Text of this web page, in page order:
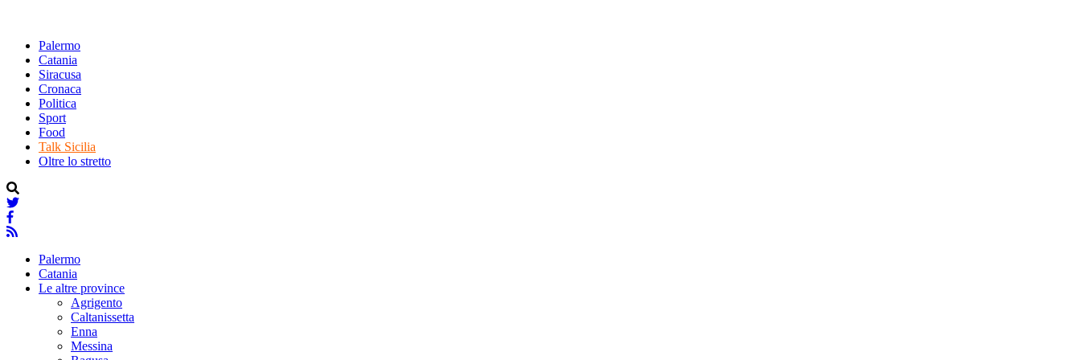
Palermo
Catania
Siracusa
Cronaca
Politica
Sport
Food
Talk Sicilia
Oltre lo stretto
Palermo
Catania
Le altre province
Agrigento
Caltanissetta
Enna
Messina